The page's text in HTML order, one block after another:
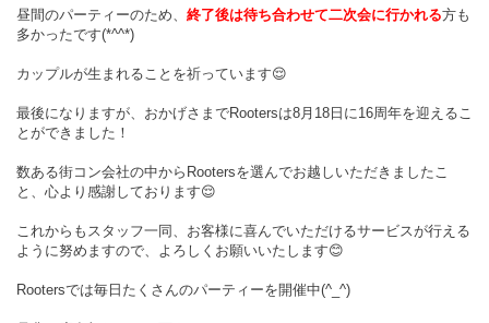
昼間のパーティーのため、 終了後は待ち合わせて二次会に行かれる方も
多かったです(*^^*)
カップルが生まれることを祈っています😌
最後になりますが、おかげさまでRootersは8月18日に16周年を迎えるこ
とができました！
数ある街コン会社の中からRootersを選んでお越しいただきましたこ
と、心より感謝しております😌
これからもスタッフ一同、お客様に喜んでいただけるサービスが行える
ように努めますので、よろしくお願いいたします😊
Rootersでは毎日たくさんのパーティーを開催中(^_^)